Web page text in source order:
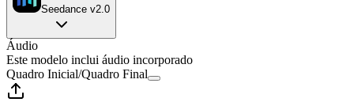
Seedance v2.0
Áudio
Este modelo inclui áudio incorporado
Quadro Inicial/Quadro Final